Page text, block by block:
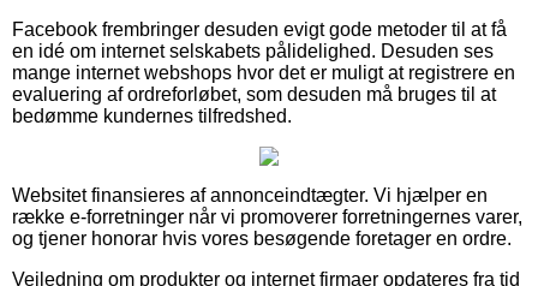
Facebook frembringer desuden evigt gode metoder til at få
en idé om internet selskabets pålidelighed. Desuden ses
mange internet webshops hvor det er muligt at registrere en
evaluering af ordreforløbet, som desuden må bruges til at
bedømme kundernes tilfredshed.
Websitet finansieres af annonceindtægter. Vi hjælper en
række e-forretninger når vi promoverer forretningernes varer,
og tjener honorar hvis vores besøgende foretager en ordre.
Vejledning om produkter og internet firmaer opdateres fra tid